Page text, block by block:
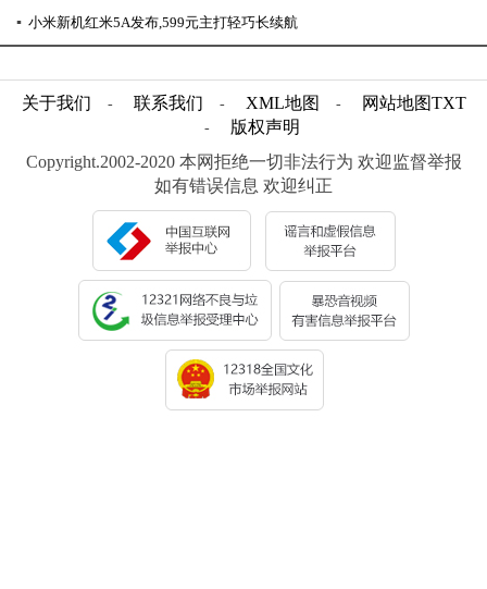
▪ 小米新机红米5A发布,599元主打轻巧长续航
关于我们 - 联系我们 - XML地图 - 网站地图TXT
-
版权声明
Copyright.2002-2020 本网拒绝一切非法行为 欢迎监督举报
如有错误信息 欢迎纠正